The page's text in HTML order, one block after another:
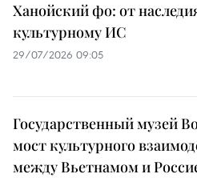
Ханойский фо: от
культурному ИС
29/07/2026 09:05
Государственный музей
мост культурного
между Вьетнамом и